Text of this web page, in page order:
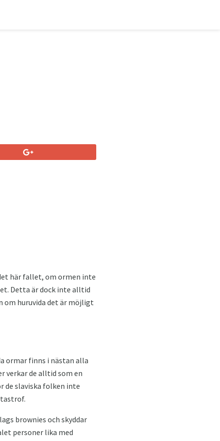
här fallet, om ormen inte
Detta är dock inte alltid
om huruvida det är möjligt
ormar finns i nästan alla
verkar de alltid som en
de slaviska folken inte
brownies och skyddar
personer lika med